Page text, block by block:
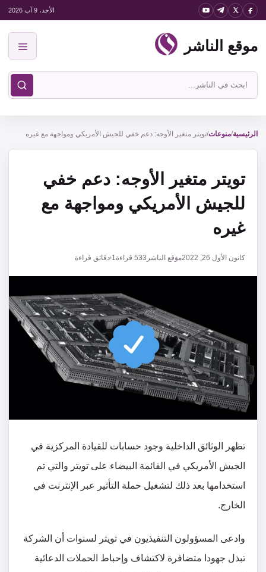
انتقل
المحتوى
الأحد، 9 آب 2026
موقع الناشر
ابحث
في
الناشر
الرئيسية/منوعات/تويتر متغير الأوجه: دعم خفي للجيش الأمريكي ومواجهة مع غيره
تويتر متغير الأوجه: دعم خفي
للجيش الأمريكي ومواجهة مع
غيره
كانون الأول 26, 2022 موقع الناشر 533 قراءة1 دقائق قراءة
تظهر الوثائق الداخلية وجود حسابات للقيادة المركزية في
الجيش الأمريكي في القائمة البيضاء على تويتر والتي تم
استخدامها بعد ذلك لتشغيل حملة التأثير عبر الإنترنت في
الخارج.
وادعى المسؤولون التنفيذيون في تويتر لسنوات أن الشركة
تبذل جهودا متضافرة لاكتشاف وإحباط الحملات الدعائية